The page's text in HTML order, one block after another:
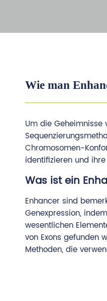
Wie man
Um die Geheimnisse
Chromosomen-
identifizieren und
Was ist ein
Enhancer sind
Genexpression,
wesentlichen
von Exons gefunden
Methoden, die